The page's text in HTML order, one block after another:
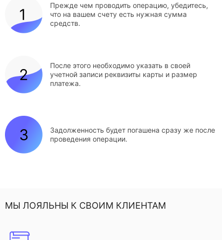
Прежде чем проводить операцию, убедитесь,
что на вашем счету есть нужная сумма
средств.
После этого необходимо указать в своей
учетной записи реквизиты карты и размер
платежа.
Задолженность будет погашена сразу же после
проведения операции.
МЫ ЛОЯЛЬНЫ К СВОИМ КЛИЕНТАМ